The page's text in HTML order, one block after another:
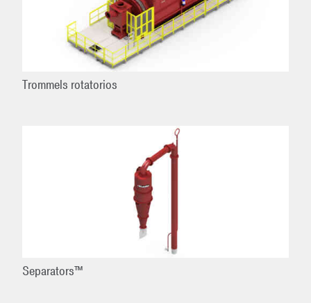
Trommels rotatorios
Separators™